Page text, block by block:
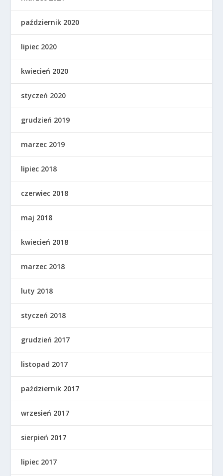
październik 2020
lipiec 2020
kwiecień 2020
styczeń 2020
grudzień 2019
marzec 2019
lipiec 2018
czerwiec 2018
maj 2018
kwiecień 2018
marzec 2018
luty 2018
styczeń 2018
grudzień 2017
listopad 2017
październik 2017
wrzesień 2017
sierpień 2017
lipiec 2017